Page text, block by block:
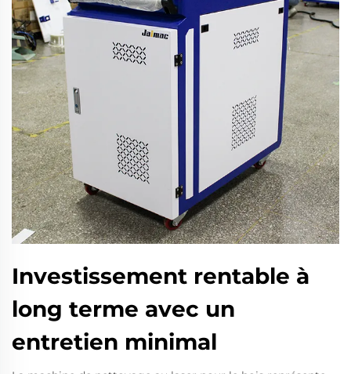
Investissement rentable à
long terme avec un
entretien minimal